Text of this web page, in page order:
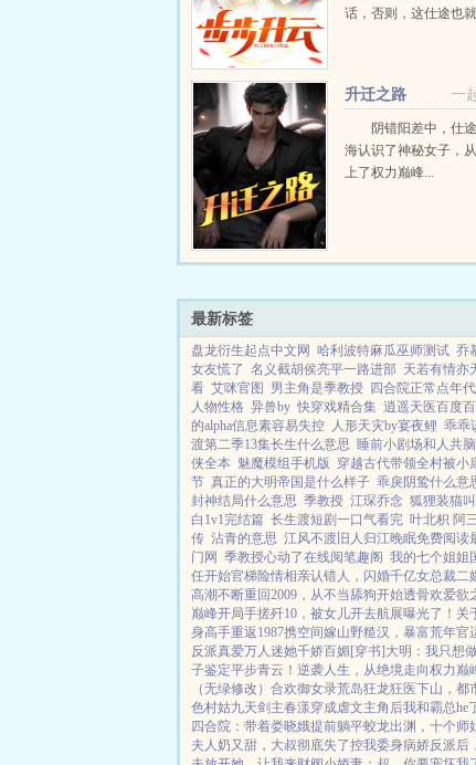
话，否则，这仕途也
一
升迁之路
阴错阳差中，仕
海认识了神秘女子，
上了权力巅峰...
最新标签
盘龙衍生起点中文网 哈利波特麻瓜巫师测试 乔
女友慌了 名义截胡侯亮平一路进部 天若有情亦
看 艾咪官图 男主角是季教授 四合院正常点年
人物性格 异兽by 快穿戏精合集 逍遥天医百度
的alpha信息素容易失控 人形天灾by宴夜鲤 乖乖
渡第二季13集长生什么意思 睡前小剧场和人共
侠全本 魅魔模组手机版 穿越古代带领全村被小
节 真正的大明帝国是什么样子 乖戾阴鸷什么意
封神结局什么意思 季教授 江琛乔念 狐狸装猫
白1v1完结篇 长生渡短剧一口气看完 叶北枳 阿
传 沾青的意思 江风不渡旧人归江晚眠免费阅读
门网 季教授心动了在线阅笔趣阁 我的七个姐姐
任开始官梯险情相亲认错人，闪婚千亿女总裁二
高潮不断重回2009，从不当舔狗开始透骨欢爱欲
巅峰开局手搓歼10，被女儿开去航展曝光了！ 关
身高手重返1987携空间嫁山野糙汉，暴富荒年官
反派真爱万人迷她千娇百媚[穿书] 大明：我只想
子鉴定平步青云！ 逆袭人生，从绝境走向权力巅
（无绿修改） 合欢御女录荒岛狂龙狂医下山，都
色村姑九天剑主春漾穿成虐文主角后我和霸总he
四合院：带着娄晓娥提前躺平蛟龙出渊，十个师
夫人奶又甜，大叔彻底失了控我委身病娇反派后